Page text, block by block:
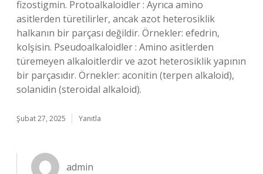
fizostigmin. Protoalkaloidler : Ayrıca amino
asitlerden türetilirler, ancak azot heterosiklik
halkanın bir parçası değildir. Örnekler: efedrin,
kolşisin. Pseudoalkaloidler : Amino asitlerden
türemeyen alkaloitlerdir ve azot heterosiklik yapının
bir parçasıdır. Örnekler: aconitin (terpen alkaloid),
solanidin (steroidal alkaloid).
Şubat 27, 2025 Yanıtla
admin